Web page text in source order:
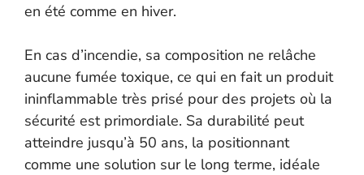
en été comme en hiver.
En cas d’incendie, sa composition ne relâche
aucune fumée toxique, ce qui en fait un produit
ininflammable très prisé pour des projets où la
sécurité est primordiale. Sa durabilité peut
atteindre jusqu’à 50 ans, la positionnant
comme une solution sur le long terme, idéale